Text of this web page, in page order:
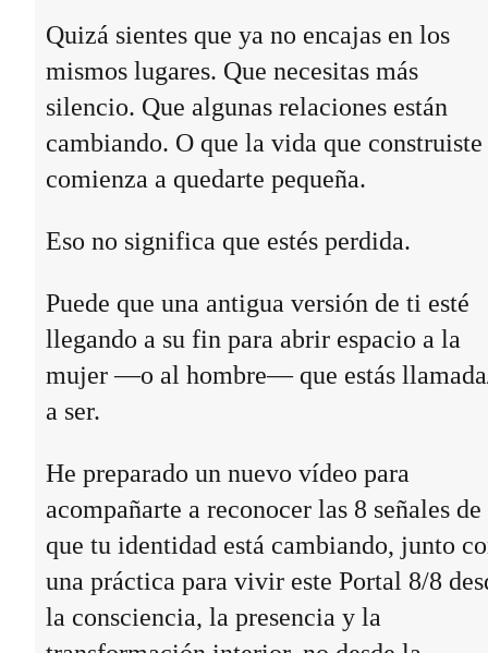
Quizá sientes que ya no encajas en los
mismos lugares. Que necesitas más
silencio. Que algunas relaciones están
cambiando. O que la vida que construiste
comienza a quedarte pequeña.
Eso no significa que estés perdida.
Puede que una antigua versión de ti esté
llegando a su fin para abrir espacio a la
mujer —o al hombre— que estás
a ser.
He preparado un nuevo vídeo para
acompañarte a reconocer las 8 señales de
que tu identidad está cambiando, junto
una práctica para vivir este Portal 8/8
la consciencia, la presencia y la